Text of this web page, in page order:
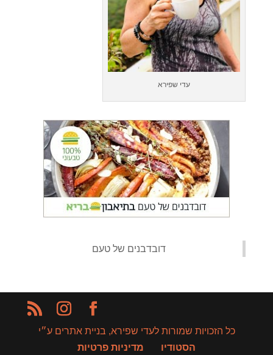
עדי שפירא
‏דובדבנים של טעם‏
כל הזכויות שמורות לעדי שפירא, בניית אתרים ע״י
הסטודיו
מדיניות פרטיות